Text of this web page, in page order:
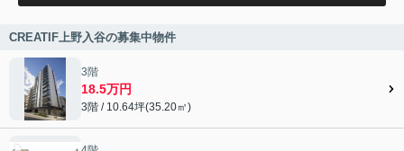
CREATIF上野入谷の募集中物件
3階
18.5万円
3階 / 10.64坪(35.20㎡)